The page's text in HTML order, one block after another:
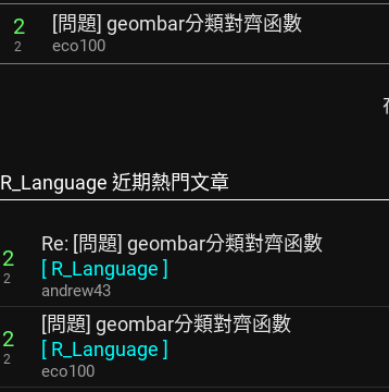
2
2
[問題] geombar分類對齊函數
eco100
R_Language 近期熱門文章
2
2
Re: [問題] geombar分類對齊函數
[ R_Language ]
andrew43
2
2
[問題] geombar分類對齊函數
[ R_Language ]
eco100